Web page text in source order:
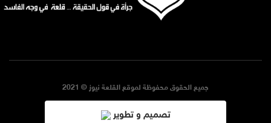
جميع الحقوق محفوظة لموقع القلعة نيوز © 2021
تصميم و تطوير